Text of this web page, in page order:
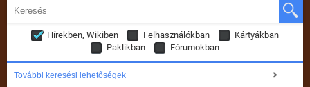
Hírekben, Wikiben Felhasználókban
Kártyákban
Paklikban
Fórumokban
További keresési lehetőségek